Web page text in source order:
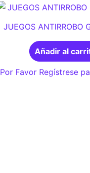
JUEGOS ANTIRROBO
Añadir al
Por Favor Regístrese